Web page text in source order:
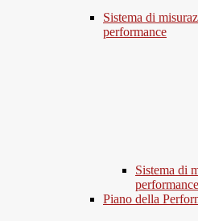
Sistema di
performance
Sistema di
performance
Piano della